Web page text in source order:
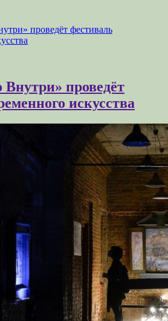
проведёт фестиваль
Внутри» проведёт
искусства